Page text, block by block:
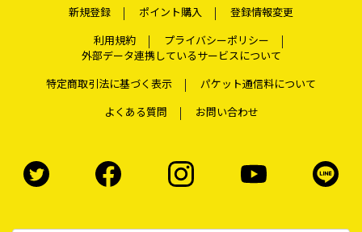
新規登録 ポイント購入
登録情報変更
利用規約
プライバシーポリシー
外部データ連携しているサービスについて
特定商取引法に基づく表示
パケット通信料について
よくある質問
お問い合わせ